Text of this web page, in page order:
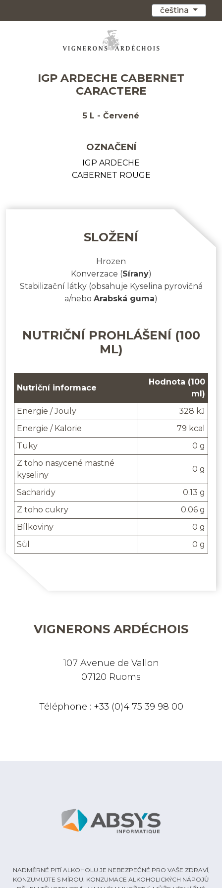
čeština
IGP ARDECHE CABERNET
CARACTERE
5 L - Červené
OZNAČENÍ
IGP ARDECHE
CABERNET ROUGE
SLOŽENÍ
Hrozen
Konverzace (Sírany)
Stabilizační látky(obsahuje Kyselina pyrovičná
a/nebo Arabská guma)
NUTRIČNÍ PROHLÁŠENÍ (100
ML)
Nutriční informace
Hodnota (100
ml)
Energie / Jouly
328 kJ
Energie / Kalorie
79 kcal
Tuky
0 g
Z toho nasycené mastné
kyseliny
0 g
Sacharidy
0.13 g
Z toho cukry
0.06 g
Bílkoviny
0 g
Sůl
0 g
VIGNERONS ARDÉCHOIS
107 Avenue de Vallon
07120 Ruoms
Téléphone : +33 (0)4 75 39 98 00
NADMĚRNÉ PITÍ ALKOHOLU JE NEBEZPEČNÉ PRO VAŠE ZDRAVÍ,
KONZUMUJTE S MÍROU. KONZUMACE ALKOHOLICKÝCH NÁPOJŮ